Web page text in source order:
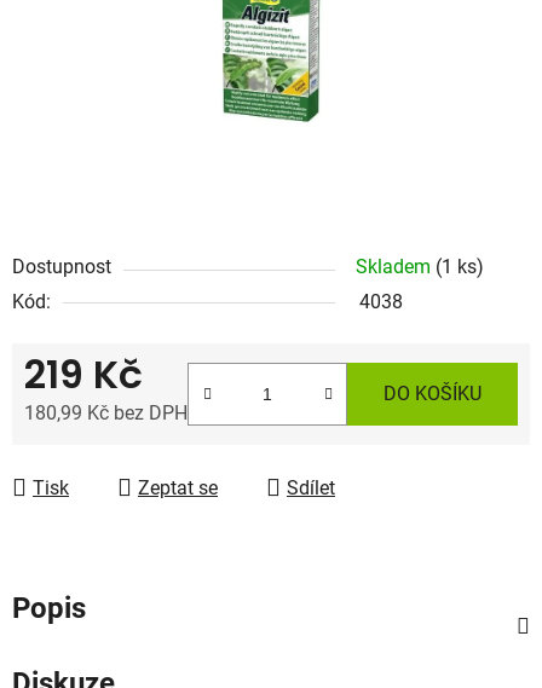
Dostupnost Skladem (1 ks)
Kód:
4038
219 Kč
180,99 Kč bez DPH
DO KOŠÍKU
Tisk Zeptat se Sdílet
Popis